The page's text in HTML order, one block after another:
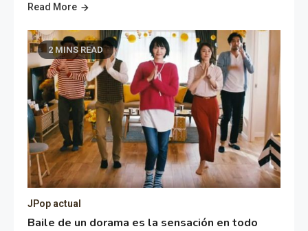
Read More
2 MINS READ
JPop actual
Baile de un dorama es la sensación en todo